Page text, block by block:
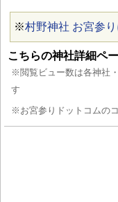
※村野神社 お宮参
こちらの神社詳細ペ
※閲覧ビュー数は各神社
す
※お宮参りドットコムの